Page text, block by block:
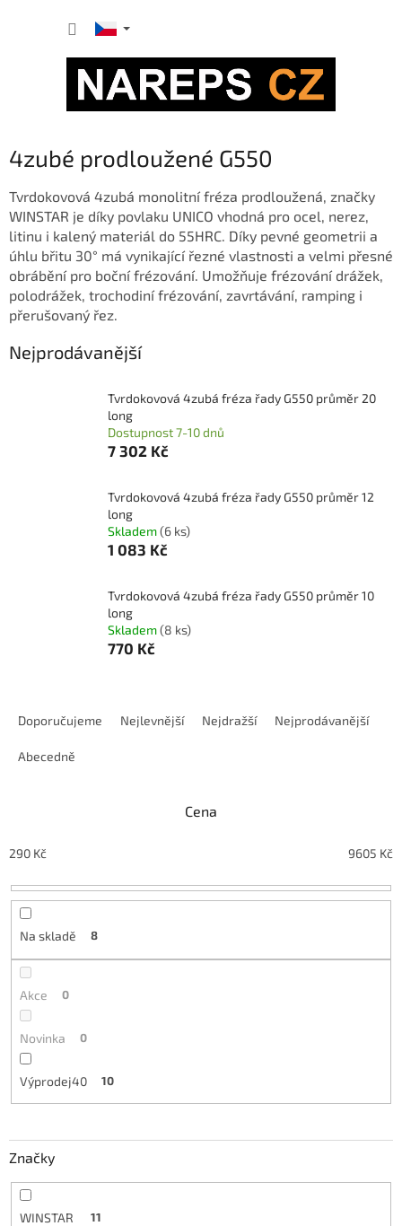
4zubé prodloužené G550
Tvrdokovová 4zubá monolitní fréza prodloužená, značky
WINSTAR je díky povlaku UNICO vhodná pro ocel, nerez,
litinu i kalený materiál do 55HRC. Díky pevné geometrii a
úhlu břitu 30° má vynikající řezné vlastnosti a velmi přesné
obrábění pro boční frézování. Umožňuje frézování drážek,
polodrážek, trochodiní frézování, zavrtávání, ramping i
přerušovaný řez.
Nejprodávanější
Tvrdokovová 4zubá fréza řady G550 průměr 20
long
Dostupnost 7-10 dnů
7 302 Kč
Tvrdokovová 4zubá fréza řady G550 průměr 12
long
Skladem(6 ks)
1 083 Kč
Tvrdokovová 4zubá fréza řady G550 průměr 10
long
Skladem(8 ks)
770 Kč
o
u
ů
Doporučujeme Nejlevnější Nejdražší Nejprodávanější
Abecedně
Cena
290 Kč 9605 Kč
Na skladě 8
Akce 0
Novinka 0
Výprodej40 10
Značky
WINSTAR 11